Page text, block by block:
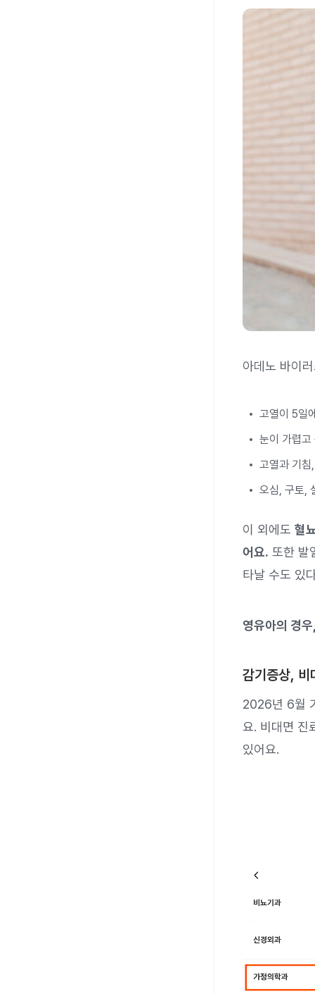
아데노 바이
고열이 5일
눈이 가렵고
고열과 기침
오심, 구토,
이 외에도 혈
어요. 또한 발
타날 수도 있
영유아의 경
감기증상, 비
2026년 6월
요. 비대면 진
있어요.